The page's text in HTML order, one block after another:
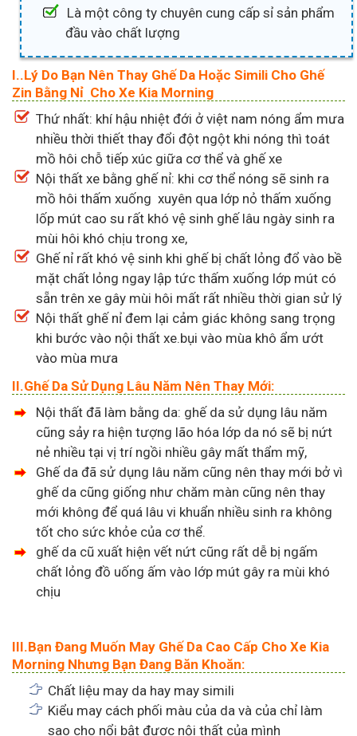
Là một công ty chuyên cung cấp sỉ sản phẩm
đầu vào chất lượng
I..Lý Do Bạn Nên Thay Ghế Da Hoặc Simili Cho Ghế
Zin Bằng Nỉ Cho Xe Kia Morning
Thứ nhất: khí hậu nhiệt đới ở việt nam nóng ẩm mưa
nhiều thời thiết thay đổi đột ngột khi nóng thì toát
mồ hôi chỗ tiếp xúc giữa cơ thể và ghế xe
Nội thất xe bằng ghế nỉ: khi cơ thể nóng sẽ sinh ra
mồ hôi thấm xuống xuyên qua lớp nỏ thấm xuống
lốp mút cao su rất khó vệ sinh ghế lâu ngày sinh ra
mùi hôi khó chịu trong xe,
Ghế nỉ rất khó vệ sinh khi ghế bị chất lỏng đổ vào bề
mặt chất lỏng ngay lập tức thấm xuống lớp mút có
sẵn trên xe gây mùi hôi mất rất nhiều thời gian sử lý
Nội thất ghế nỉ đem lại cảm giác không sang trọng
khi bước vào nội thất xe.bụi vào mùa khô ẩm ướt
vào mùa mưa
II.Ghế Da Sử Dụng Lâu Năm Nên Thay Mới:
Nội thất đã làm bằng da: ghế da sử dụng lâu năm
cũng sảy ra hiện tượng lão hóa lớp da nó sẽ bị nứt
nẻ nhiều tại vị trí ngồi nhiều gây mất thẩm mỹ,
Ghế da đã sử dụng lâu năm cũng nên thay mới bở vì
ghế da cũng giống như chăm màn cũng nên thay
mới không để quá lâu vi khuẩn nhiều sinh ra không
tốt cho sức khỏe của cơ thể.
ghế da cũ xuất hiện vết nứt cũng rất dễ bị ngấm
chất lỏng đồ uống ấm vào lớp mút gây ra mùi khó
chịu
III.Bạn Đang Muốn May Ghế Da Cao Cấp Cho Xe Kia
Morning Nhưng Bạn Đang Băn Khoăn:
Chất liệu may da hay may simili
Kiểu may cách phối màu của da và của chỉ làm
sao cho nổi bật được nội thất của mình